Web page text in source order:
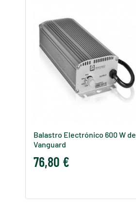
Balastro Electrónico 600 W de
Vanguard
76,80 €